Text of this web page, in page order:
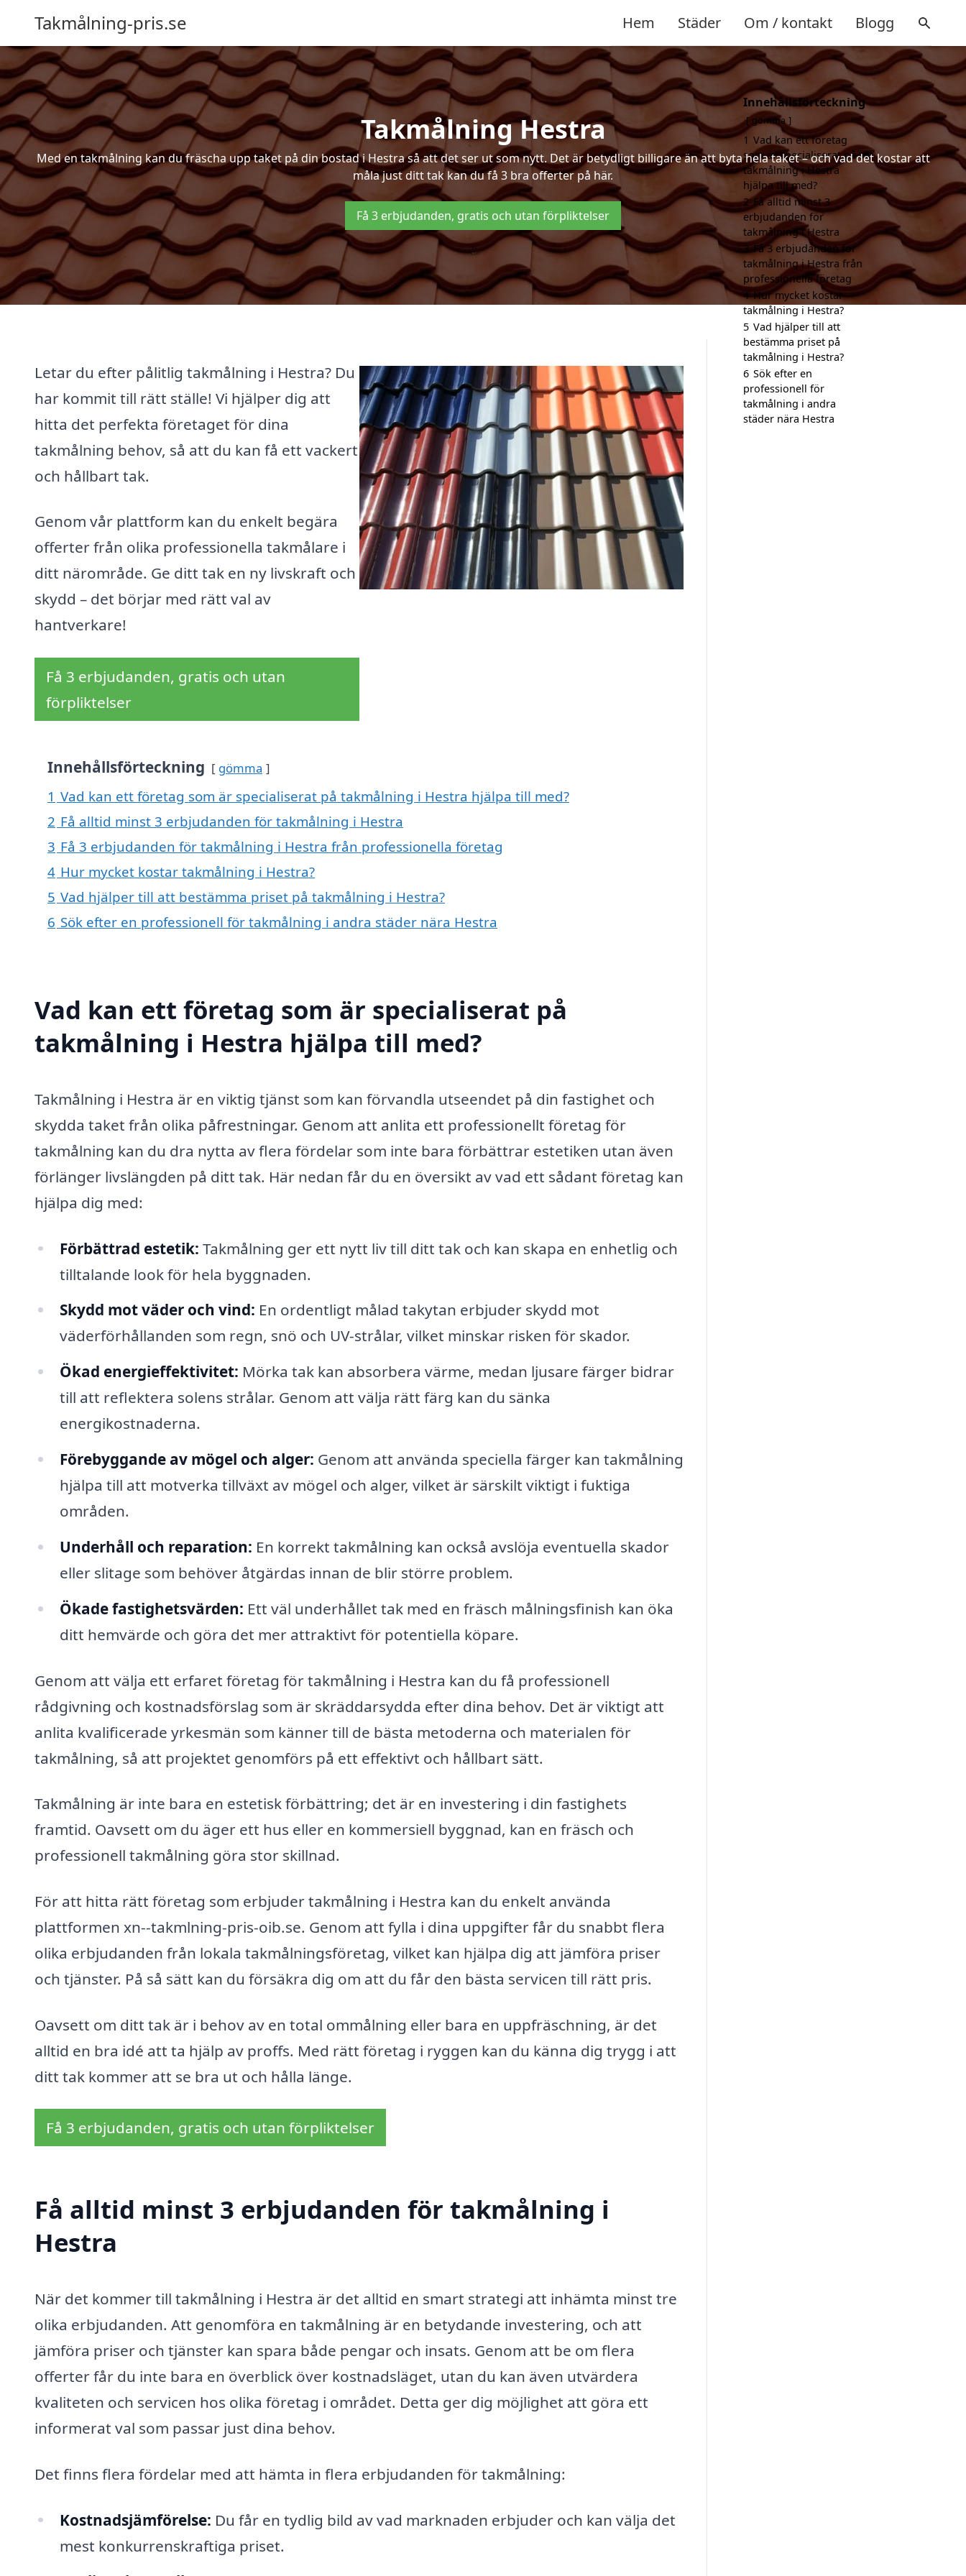
Takmålning-pris.se Hem Städer Om / kontakt Blogg
Takmålning Hestra
Med en takmålning kan du fräscha upp taket på din bostad i Hestra så att det ser ut som nytt. Det är betydligt billigare än att byta hela taket – och vad det kostar att
måla just ditt tak kan du få 3 bra offerter på här.
Få 3 erbjudanden, gratis och utan förpliktelser
Letar du efter pålitlig takmålning i Hestra? Du
har kommit till rätt ställe! Vi hjälper dig att
hitta det perfekta företaget för dina
takmålning behov, så att du kan få ett vackert
och hållbart tak.
Genom vår plattform kan du enkelt begära
offerter från olika professionella takmålare i
ditt närområde. Ge ditt tak en ny livskraft och
skydd – det börjar med rätt val av
hantverkare!
Få 3 erbjudanden, gratis och utan
förpliktelser
Innehållsförteckning gömma
1 Vad kan ett företag som är specialiserat på takmålning i Hestra hjälpa till med?
2 Få alltid minst 3 erbjudanden för takmålning i Hestra
3 Få 3 erbjudanden för takmålning i Hestra från professionella företag
4 Hur mycket kostar takmålning i Hestra?
5 Vad hjälper till att bestämma priset på takmålning i Hestra?
6 Sök efter en professionell för takmålning i andra städer nära Hestra
Vad kan ett företag som är specialiserat på
takmålning i Hestra hjälpa till med?
Takmålning i Hestra är en viktig tjänst som kan förvandla utseendet på din fastighet och
skydda taket från olika påfrestningar. Genom att anlita ett professionellt företag för
takmålning kan du dra nytta av flera fördelar som inte bara förbättrar estetiken utan även
förlänger livslängden på ditt tak. Här nedan får du en översikt av vad ett sådant företag kan
hjälpa dig med:
Förbättrad estetik: Takmålning ger ett nytt liv till ditt tak och kan skapa en enhetlig och
tilltalande look för hela byggnaden.
Skydd mot väder och vind: En ordentligt målad takytan erbjuder skydd mot
väderförhållanden som regn, snö och UV-strålar, vilket minskar risken för skador.
Ökad energieffektivitet: Mörka tak kan absorbera värme, medan ljusare färger bidrar
till att reflektera solens strålar. Genom att välja rätt färg kan du sänka
energikostnaderna.
Förebyggande av mögel och alger: Genom att använda speciella färger kan takmålning
hjälpa till att motverka tillväxt av mögel och alger, vilket är särskilt viktigt i fuktiga
områden.
Underhåll och reparation: En korrekt takmålning kan också avslöja eventuella skador
eller slitage som behöver åtgärdas innan de blir större problem.
Ökade fastighetsvärden: Ett väl underhållet tak med en fräsch målningsfinish kan öka
ditt hemvärde och göra det mer attraktivt för potentiella köpare.
Genom att välja ett erfaret företag för takmålning i Hestra kan du få professionell
rådgivning och kostnadsförslag som är skräddarsydda efter dina behov. Det är viktigt att
anlita kvalificerade yrkesmän som känner till de bästa metoderna och materialen för
takmålning, så att projektet genomförs på ett effektivt och hållbart sätt.
Takmålning är inte bara en estetisk förbättring; det är en investering i din fastighets
framtid. Oavsett om du äger ett hus eller en kommersiell byggnad, kan en fräsch och
professionell takmålning göra stor skillnad.
För att hitta rätt företag som erbjuder takmålning i Hestra kan du enkelt använda
plattformen xn--takmlning-pris-oib.se. Genom att fylla i dina uppgifter får du snabbt flera
olika erbjudanden från lokala takmålningsföretag, vilket kan hjälpa dig att jämföra priser
och tjänster. På så sätt kan du försäkra dig om att du får den bästa servicen till rätt pris.
Oavsett om ditt tak är i behov av en total ommålning eller bara en uppfräschning, är det
alltid en bra idé att ta hjälp av proffs. Med rätt företag i ryggen kan du känna dig trygg i att
ditt tak kommer att se bra ut och hålla länge.
Få 3 erbjudanden, gratis och utan förpliktelser
Få alltid minst 3 erbjudanden för takmålning i
Hestra
När det kommer till takmålning i Hestra är det alltid en smart strategi att inhämta minst tre
olika erbjudanden. Att genomföra en takmålning är en betydande investering, och att
jämföra priser och tjänster kan spara både pengar och insats. Genom att be om flera
offerter får du inte bara en överblick över kostnadsläget, utan du kan även utvärdera
kvaliteten och servicen hos olika företag i området. Detta ger dig möjlighet att göra ett
informerat val som passar just dina behov.
Det finns flera fördelar med att hämta in flera erbjudanden för takmålning:
Kostnadsjämförelse: Du får en tydlig bild av vad marknaden erbjuder och kan välja det
mest konkurrenskraftiga priset.
Innehållsförteckning
gömma
1 Vad kan ett företag
som är specialiserat på
takmålning i Hestra
hjälpa till med?
2 Få alltid minst 3
erbjudanden för
takmålning i Hestra
3 Få 3 erbjudanden för
takmålning i Hestra från
professionella företag
4 Hur mycket kostar
takmålning i Hestra?
5 Vad hjälper till att
bestämma priset på
takmålning i Hestra?
6 Sök efter en
professionell för
takmålning i andra
städer nära Hestra